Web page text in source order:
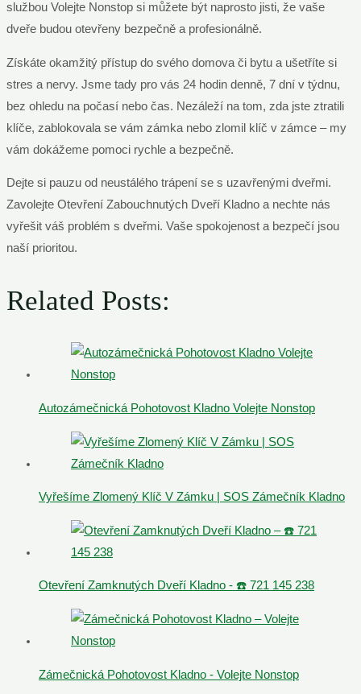
službou Volejte Nonstop si můžete být naprosto jisti, že vaše
dveře budou otevřeny bezpečně a profesionálně.
Získáte okamžitý přístup do svého domova či bytu a ušetříte si
stres a nervy. Jsme tady pro vás 24 hodin denně, 7 dní v týdnu,
bez ohledu na počasí nebo čas. Nezáleží na tom, zda jste ztratili
klíče, zablokovala se vám zámka nebo zlomil klíč v zámce – my
vám dokážeme pomoci rychle a bezpečně.
Dejte si pauzu od neustálého trápení se s uzavřenými dveřmi.
Zavolejte Otevření Zabouchnutých Dveří Kladno a nechte nás
vyřešit váš problém s dveřmi. Vaše spokojenost a bezpečí jsou
naší prioritou.
Related Posts:
Autozámečnická Pohotovost Kladno Volejte Nonstop
Vyřešíme Zlomený Klíč V Zámku | SOS Zámečník Kladno
Otevření Zamknutých Dveří Kladno - ☎️ 721 145 238
Zámečnická Pohotovost Kladno - Volejte Nonstop